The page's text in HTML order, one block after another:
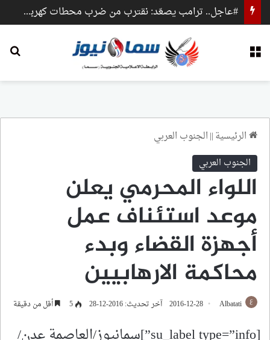
#عاجل.. ترامب يصعّد: نقترب من ضرب محطات كهرباء وجسور داخل إيران
الرئيسية||الجنوب العربي
الجنوب العربي
اللواء المحرمي يعلن
موعد استئناف عمل
أجهزة القضاء وبدء
محاكمة الارهابيين
Albatati
2016-12-28 آخر تحديث: 2016-12-28 5 أقل من دقيقة